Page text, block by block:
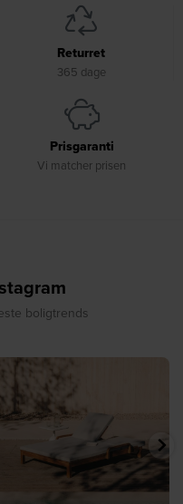
Returret
365 dage
Prisgaranti
Vi matcher prisen
boligtrends
☀️ Sommerens naturlige
samlingspunkt⁠
8 0